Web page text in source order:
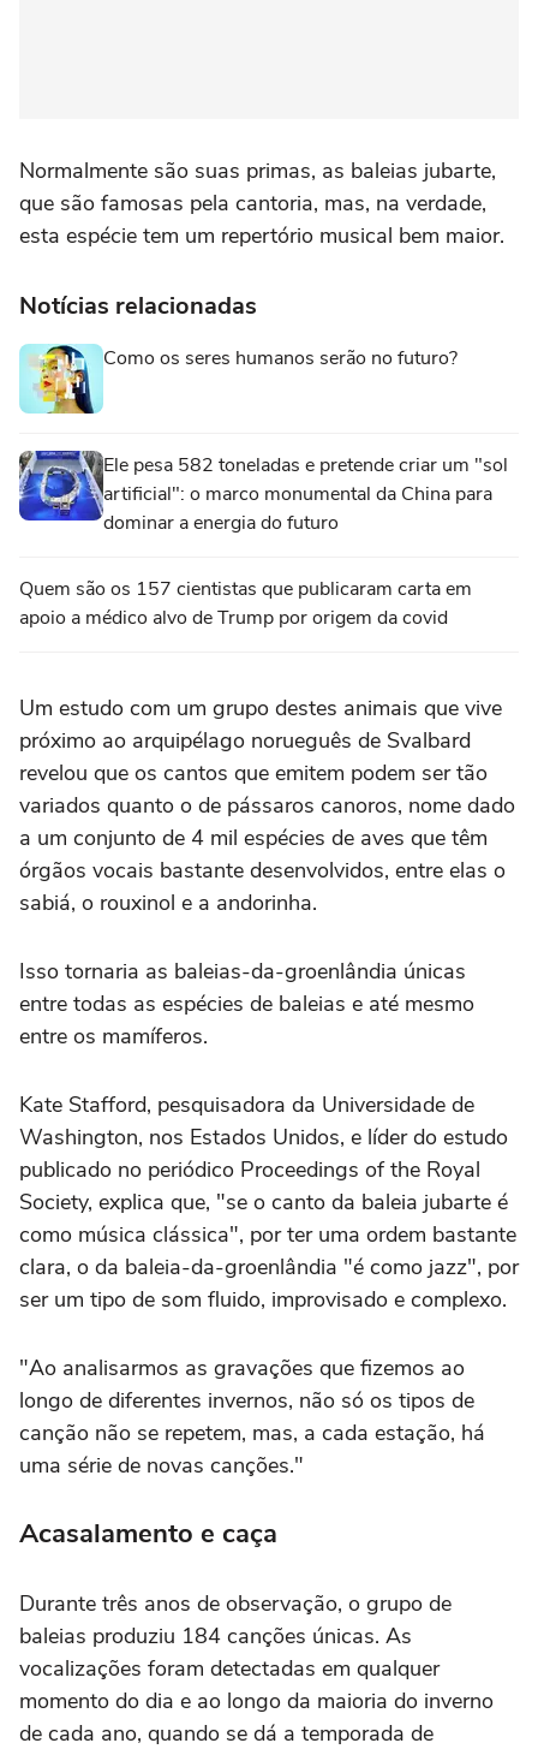
Normalmente são suas primas, as baleias jubarte,
que são famosas pela cantoria, mas, na verdade,
esta espécie tem um repertório musical bem maior.
Notícias relacionadas
Como os seres humanos serão no futuro?
Ele pesa 582 toneladas e pretende criar um "sol
artificial": o marco monumental da China para
dominar a energia do futuro
Quem são os 157 cientistas que publicaram carta em
apoio a médico alvo de Trump por origem da covid
Um estudo com um grupo destes animais que vive
próximo ao arquipélago norueguês de Svalbard
revelou que os cantos que emitem podem ser tão
variados quanto o de pássaros canoros, nome dado
a um conjunto de 4 mil espécies de aves que têm
órgãos vocais bastante desenvolvidos, entre elas o
sabiá, o rouxinol e a andorinha.
Isso tornaria as baleias-da-groenlândia únicas
entre todas as espécies de baleias e até mesmo
entre os mamíferos.
Kate Stafford, pesquisadora da Universidade de
Washington, nos Estados Unidos, e líder do estudo
publicado no periódico Proceedings of the Royal
Society, explica que, "se o canto da baleia jubarte é
como música clássica", por ter uma ordem bastante
clara, o da baleia-da-groenlândia "é como jazz", por
ser um tipo de som fluido, improvisado e complexo.
"Ao analisarmos as gravações que fizemos ao
longo de diferentes invernos, não só os tipos de
canção não se repetem, mas, a cada estação, há
uma série de novas canções."
Acasalamento e caça
Durante três anos de observação, o grupo de
baleias produziu 184 canções únicas. As
vocalizações foram detectadas em qualquer
momento do dia e ao longo da maioria do inverno
de cada ano, quando se dá a temporada de